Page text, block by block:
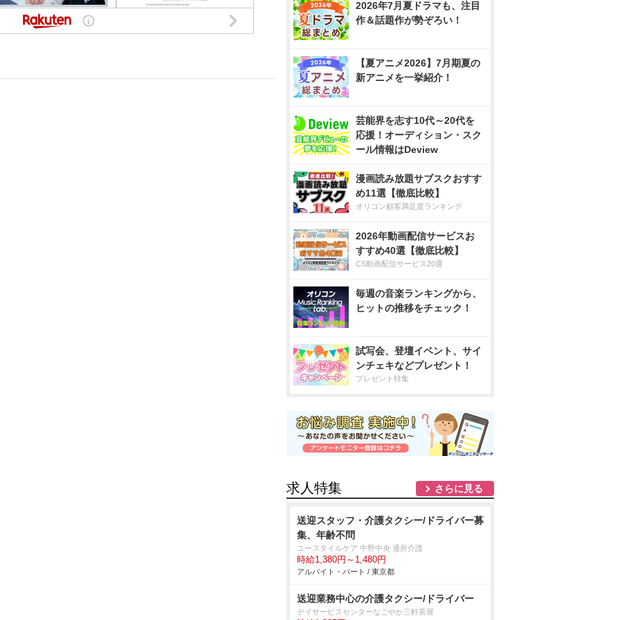
2026年7月夏ドラマも、注目
作＆話題作が勢ぞろい！
【夏アニメ2026】7月期夏の
新アニメを一挙紹介！
芸能界を志す10代～20代を
応援！オーディション・スク
ール情報はDeview
漫画読み放題サブスクおすす
め11選【徹底比較】
オリコン顧客満足度ランキング
2026年動画配信サービスお
すすめ40選【徹底比較】
CS動画配信サービス20選
毎週の音楽ランキングから、
ヒットの推移をチェック！
試写会、登壇イベント、サイ
ンチェキなどプレゼント！
プレゼント特集
求人特集 さらに見る
送迎スタッフ・介護タクシー/ドライバー募
集、年齢不問
ユースタイルケア 中野中央 通所介護
時給1,380円～1,480円
アルバイト・パート / 東京都
送迎業務中心の介護タクシー/ドライバー
デイサービスセンターなごやか三軒茶屋